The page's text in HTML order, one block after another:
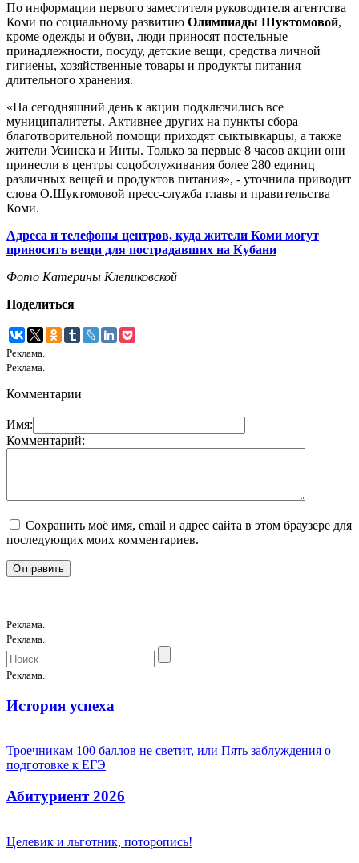
По информации первого заместителя руководителя агентства
Коми по социальному развитию Олимпиады Шуктомовой,
кроме одежды и обуви, люди приносят постельные
принадлежности, посуду, детские вещи, средства личной
гигиены, хозяйственные товары и продукты питания
длительного хранения.
«На сегодняшний день к акции подключились все
муниципалитеты. Активнее других на пункты сбора
благотворительной помощи приходят сыктывкарцы, а также
жители Усинска и Инты. Только за первые 8 часов акции они
принесли в центры соцобслуживания более 280 единиц
различных вещей и продуктов питания», - уточнила приводит
слова О.Шуктомовой пресс-служба главы и правительства
Коми.
Адреса и телефоны центров, куда жители Коми могут
приносить вещи для пострадавших на Кубани
Фото Катерины Клепиковской
Поделиться
Реклама.
Реклама.
Комментарии
Имя:
Комментарий:
Сохранить моё имя, email и адрес сайта в этом браузере для
последующих моих комментариев.
Реклама.
Реклама.
Реклама.
История успеха
Троечникам 100 баллов не светит, или Пять заблуждения о
подготовке к ЕГЭ
Абитуриент 2026
Целевик и льготник, поторопись!